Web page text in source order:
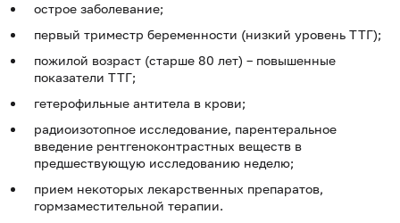
острое заболевание;
первый триместр беременности (низкий уровень ТТГ);
пожилой возраст (старше 80 лет) – повышенные
показатели ТТГ;
гетерофильные антитела в крови;
радиоизотопное исследование, парентеральное
введение рентгеноконтрастных веществ в
предшествующую исследованию неделю;
прием некоторых лекарственных препаратов,
гормзаместительной терапии.